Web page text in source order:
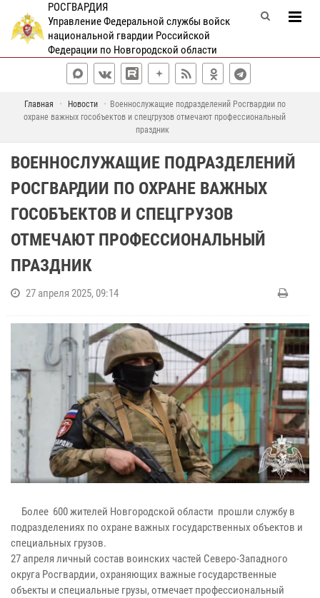
РОСГВАРДИЯ
Управление Федеральной службы войск
национальной гвардии Российской
Федерации по Новгородской области
Главная Новости
Военнослужащие подразделений Росгвардии по
охране важных гособъектов и спецгрузов отмечают профессиональный
праздник
ВОЕННОСЛУЖАЩИЕ ПОДРАЗДЕЛЕНИЙ
РОСГВАРДИИ ПО ОХРАНЕ ВАЖНЫХ
ГОСОБЪЕКТОВ И СПЕЦГРУЗОВ
ОТМЕЧАЮТ ПРОФЕССИОНАЛЬНЫЙ
ПРАЗДНИК
27 апреля 2025, 09:14
Более 600 жителей Новгородской области прошли службу в
подразделениях по охране важных государственных объектов и
специальных грузов.
27 апреля личный состав воинских частей Северо-Западного
округа Росгвардии, охраняющих важные государственные
объекты и специальные грузы, отмечает профессиональный